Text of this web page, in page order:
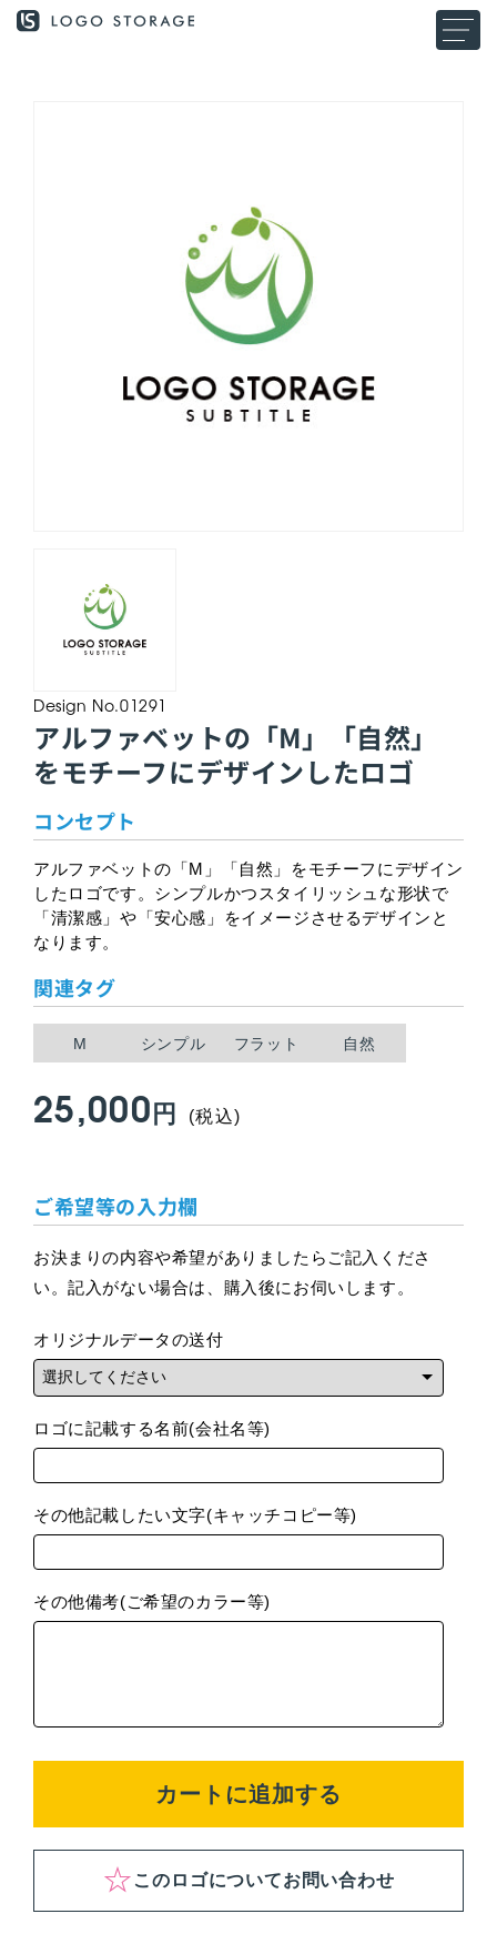
ンツに
Design No.01291
アルファベットの「M」「自然」
をモチーフにデザインしたロゴ
コンセプト
アルファベットの「M」「自然」をモチーフにデザイン
したロゴです。シンプルかつスタイリッシュな形状で
「清潔感」や「安心感」をイメージさせるデザインと
なります。
関連タグ
M シンプル フラット 自然
通
価
格
25,000円 (税込)
ご希望等の入力欄
お決まりの内容や希望がありましたらご記入くださ
い。記入がない場合は、購入後にお伺いします。
オリジナルデータの送付
ロゴに記載する名前(会社名等)
その他記載したい文字(キャッチコピー等)
その他備考(ご希望のカラー等)
カートに追加する
このロゴについてお問い合わせ